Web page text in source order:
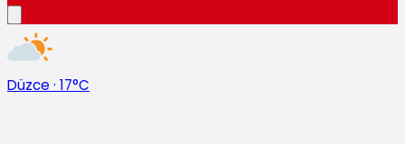
Düzce · 17°C